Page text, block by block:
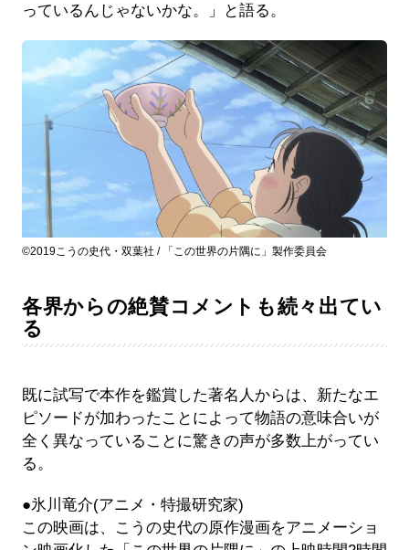
っているんじゃないかな。」と語る。
©2019こうの史代・双葉社 / 「この世界の片隅に」製作委員会
各界からの絶賛コメントも続々出てい
る
既に試写で本作を鑑賞した著名人からは、新たなエ
ピソードが加わったことによって物語の意味合いが
全く異なっていることに驚きの声が多数上がってい
る。
●氷川竜介(アニメ・特撮研究家)
この映画は、こうの史代の原作漫画をアニメーショ